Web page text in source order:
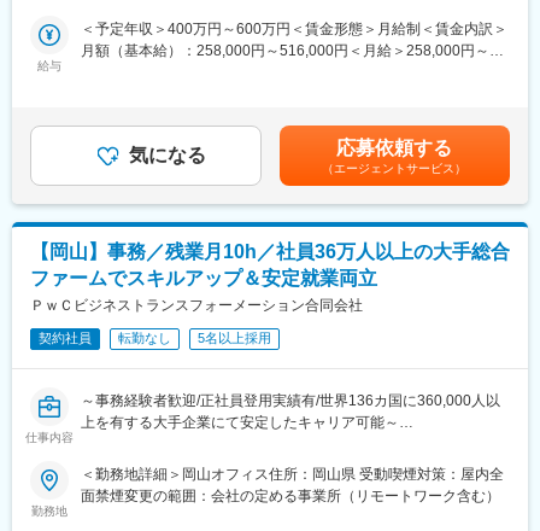
税務監査部門、相続・事業承継部門、監査部門、M＆A部門と、
様々なサービス部門があります。社内の組織はクライアントに合
■業務概要：
岡山本社の中小企業に対する経営コンサルタント業務をお願いし
・主に岡山本社の中小企業に対する経営コンサルタント業務を担
・経営者へのヒアリング、経営課題の分析、事業戦略策定支援、
・顧客先の税務監査（経理チェック、指導）
※経験者の方も入社後3ヶ月は担当を持たず、研修により少しずつ
業務に慣れていただきます。
■働き方：
同社は、ワークライフバランスを重視した働き方を推進していま
す。
また経験豊かな税理士が多数在籍しており、チームワークを重視
しています。新人でもサポート体制が整っており、質問や相談が
しやすい環境です。専門知識を深めながら成長できる職場です。
対応）も取得可能、組織全体で資格取得！
・入社後研修制度／自己研修制度を導入。
給与
＜予定年収＞400万円～600万円＜賃金形態＞月給制＜賃金内訳＞
月額（基本給）：258,000円～516,000円＜月給＞258,000円～
月分賃金はあくまでも目安の金額であり、選考を通じて上下する
可能性があります。月給(月額)は固定手当を含めた表記です。
気になる 応募依頼する
（エージェントサービス）
【岡山】事務／残業月10h／社員36万人以上の大手総合
ファームでスキルアップ＆安定就業両立
ＰｗＣビジネストランスフォーメーション合同会社
契約社員 転勤なし 5名以上採用
仕事内容
～事務経験者歓迎/正社員登用実績有/世界136カ国に360,000人以
上を有する大手企業にて安定したキャリア可能～
世界136ヶ国、360,000人以上のスタッフを有する総合ファームで
ある当社にて、事務業務・メンバーサポートをご担当いただける
勤務地
＜勤務地詳細＞岡山オフィス住所：岡山県 受動喫煙対策：屋内全
面禁煙変更の範囲：会社の定める事業所（リモートワーク含む）